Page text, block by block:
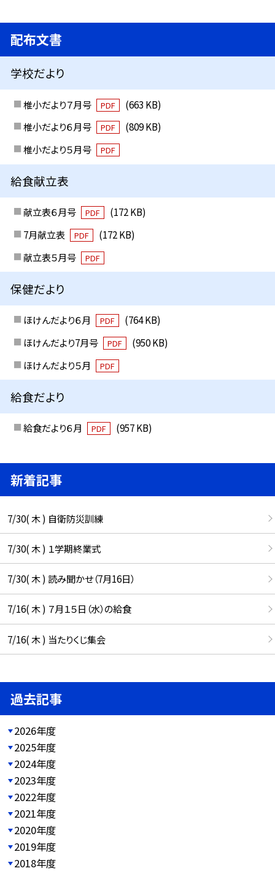
配布文書
学校だより
椎小だより７月号 PDF
(663 KB)
椎小だより６月号
PDF
(809 KB)
椎小だより５月号
PDF
給食献立表
献立表６月号 PDF
(172 KB)
7月献立表
PDF
(172 KB)
献立表５月号
PDF
保健だより
ほけんだより６月 PDF
(764 KB)
ほけんだより7月号
PDF
(950 KB)
ほけんだより５月
PDF
給食だより
給食だより６月 PDF (957 KB)
新着記事
7/30( 木 ) 自衛防災訓練
7/30( 木 ) １学期終業式
7/30( 木 ) 読み聞かせ（7月16日）
7/16( 木 ) ７月１５日（水）の給食
7/16( 木 ) 当たりくじ集会
過去記事
2026年度
2025年度
2024年度
2023年度
2022年度
2021年度
2020年度
2019年度
2018年度